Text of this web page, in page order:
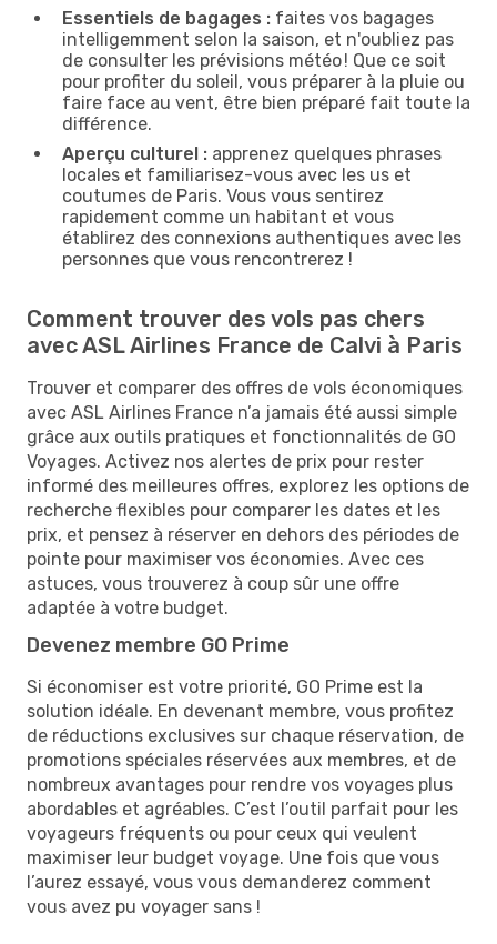
Essentiels de bagages : faites vos bagages
intelligemment selon la saison, et n'oubliez pas
de consulter les prévisions météo ! Que ce soit
pour profiter du soleil, vous préparer à la pluie ou
faire face au vent, être bien préparé fait toute la
différence.
Aperçu culturel : apprenez quelques phrases
locales et familiarisez-vous avec les us et
coutumes de Paris. Vous vous sentirez
rapidement comme un habitant et vous
établirez des connexions authentiques avec les
personnes que vous rencontrerez !
Comment trouver des vols pas chers
avec ASL Airlines France de Calvi à Paris
Trouver et comparer des offres de vols économiques
avec ASL Airlines France n’a jamais été aussi simple
grâce aux outils pratiques et fonctionnalités de GO
Voyages. Activez nos alertes de prix pour rester
informé des meilleures offres, explorez les options de
recherche flexibles pour comparer les dates et les
prix, et pensez à réserver en dehors des périodes de
pointe pour maximiser vos économies. Avec ces
astuces, vous trouverez à coup sûr une offre
adaptée à votre budget.
Devenez membre GO Prime
Si économiser est votre priorité, GO Prime est la
solution idéale. En devenant membre, vous profitez
de réductions exclusives sur chaque réservation, de
promotions spéciales réservées aux membres, et de
nombreux avantages pour rendre vos voyages plus
abordables et agréables. C’est l’outil parfait pour les
voyageurs fréquents ou pour ceux qui veulent
maximiser leur budget voyage. Une fois que vous
l’aurez essayé, vous vous demanderez comment
vous avez pu voyager sans !